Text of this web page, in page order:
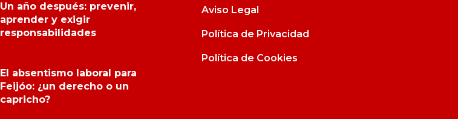
Un año después: prevenir,
aprender y exigir
responsabilidades
El absentismo laboral para
Feijóo: ¿un derecho o un
capricho?
Aviso Legal
Política de Privacidad
Política de Cookies